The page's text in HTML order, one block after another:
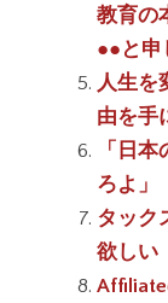
教育の
●●と申
人生を
由を手
「日
ろよ」
タック
欲しい